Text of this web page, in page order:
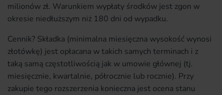
milionów zł. Warunkiem wypłaty środków jest zgon w
okresie niedłuższym niż 180 dni od wypadku.
Cennik? Składka (minimalna miesięczna wysokość wynosi
złotówkę) jest opłacana w takich samych terminach i z
taką samą częstotliwością jak w umowie głównej (tj.
miesięcznie, kwartalnie, półrocznie lub rocznie). Przy
zakupie tego rozszerzenia konieczna jest ocena stanu